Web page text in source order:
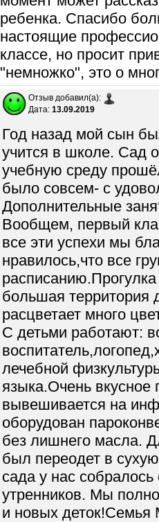
ребенка. Спасибо
настоящие
классе, но просит
"немножко", это о
Отзыв добавил(а):
Дата: 13.09.2019
Год назад мой сын
учится в школе. Сад
учебную среду
было совсем- с
Дополнительные
Вообщем, первый
все эти успехи мы
нравилось,что все
большая территория
расцветает много
С детьми работают:
лечебной
языка.Очень
вывешивается на
оборудован
без лишнего масла.
был переодет в
сада у нас
утренников. Мы
и новых деток!Семья